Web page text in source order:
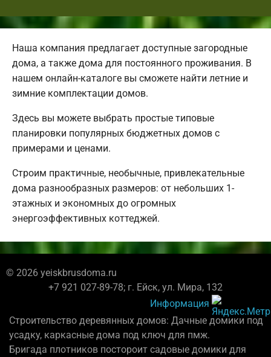
Наша компания предлагает доступные загородные
дома, а также дома для постоянного проживания. В
нашем онлайн-каталоге вы сможете найти летние и
зимние комплектации домов.
Здесь вы можете выбрать простые типовые
планировки популярных бюджетных домов с
примерами и ценами.
Строим практичные, необычные, привлекательные
дома разнообразных размеров: от небольших 1-
этажных и экономных до огромных
энергоэффективных коттеджей.
© 2026 yeiskbrusdoma.ru
+7 921 027-89-78; г. Ейск, ул. Мира, 132
Информация
Строительство деревянных домов: Дачные домики под
усадку, каркасные дома под ключ для пмж.
Бригада плотников постороит садовые домики для